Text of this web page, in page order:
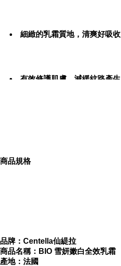
細緻的乳霜質地，清爽好吸收
有效修護肌膚，減緩紋路產生
商品規格
品牌：Centella仙緹拉
商品名稱：BIO 雪妍嫩白全效乳霜
產地：法國